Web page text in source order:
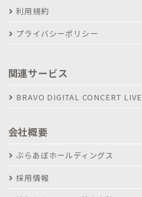
利用規約
プライバシーポリシー
関連サービス
BRAVO DIGITAL CONCERT LIVE
会社概要
ぶらあぼホールディングス
採用情報